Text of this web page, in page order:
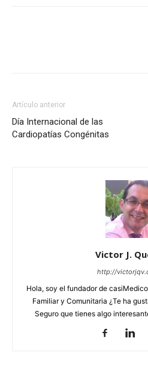
Artículo anterior
Día Internacional de las
Cardiopatías Congénitas
Victor J.
http://
Hola, soy el fundador de
Familiar y Comunitaria ¿Te ha
Seguro que tienes algo